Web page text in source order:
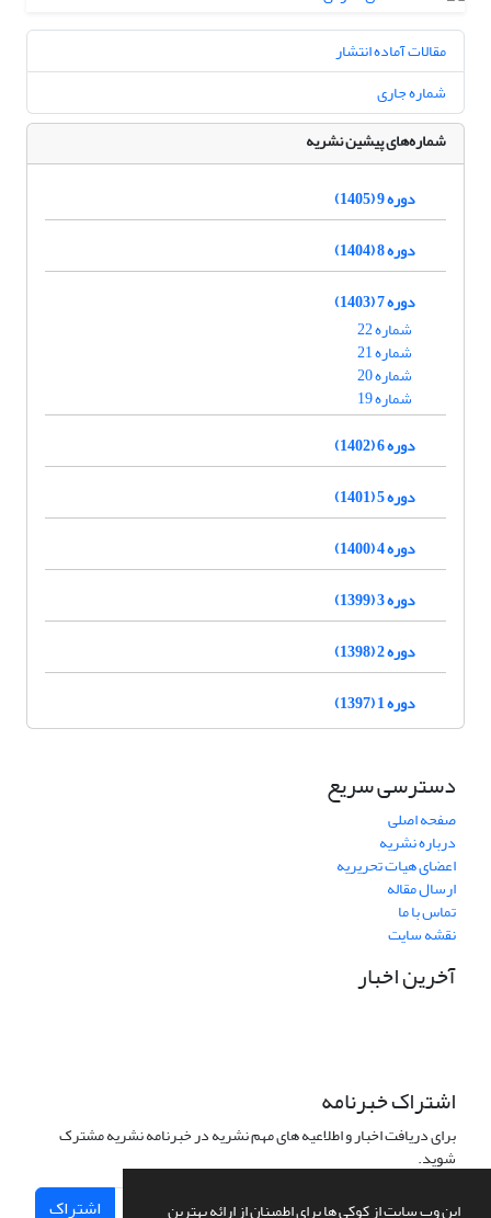
این وب سایت از کوکی ها برای اطمینان از ارائه بهترین
مقالات آماده انتشار
شماره جاری
شماره‌های پیشین نشریه
دوره 9 (1405)
دوره 8 (1404)
دوره 7 (1403)
شماره 22
شماره 21
شماره 20
شماره 19
دوره 6 (1402)
دوره 5 (1401)
دوره 4 (1400)
دوره 3 (1399)
دوره 2 (1398)
دوره 1 (1397)
دسترسی سریع
صفحه اصلی
درباره نشریه
اعضای هیات تحریریه
ارسال مقاله
تماس با ما
نقشه سایت
آخرین اخبار
اشتراک خبرنامه
برای دریافت اخبار و اطلاعیه های مهم نشریه در خبرنامه نشریه مشترک
شوید.
اشتراک